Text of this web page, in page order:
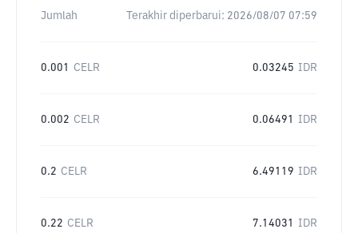
Jumlah Terakhir diperbarui: 2026/08/07 07:59
0.001 CELR 0.03245 IDR
0.002 CELR 0.06491 IDR
0.2 CELR 6.49119 IDR
0.22 CELR 7.14031 IDR